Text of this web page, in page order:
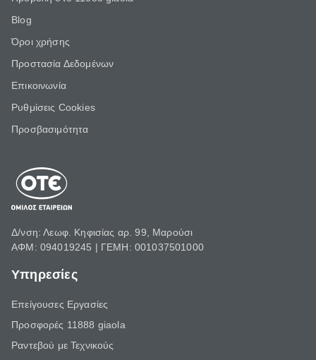
Blog
Όροι χρήσης
Προστασία Δεδομένων
Επικοινωνία
Ρυθμίσεις Cookies
Προσβασιμότητα
Δ/νση: Λεωφ. Κηφισίας αρ. 99, Μαρούσι
ΑΦΜ: 094019245 | ΓΕΜΗ: 001037501000
Υπηρεσίες
Επείγουσες Εργασίες
Προσφορές 11888 giaola
Ραντεβού με Τεχνικούς